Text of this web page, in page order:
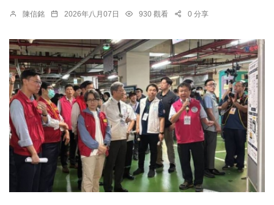
陳信銘 2026年八月07日 930 觀看 0 分享